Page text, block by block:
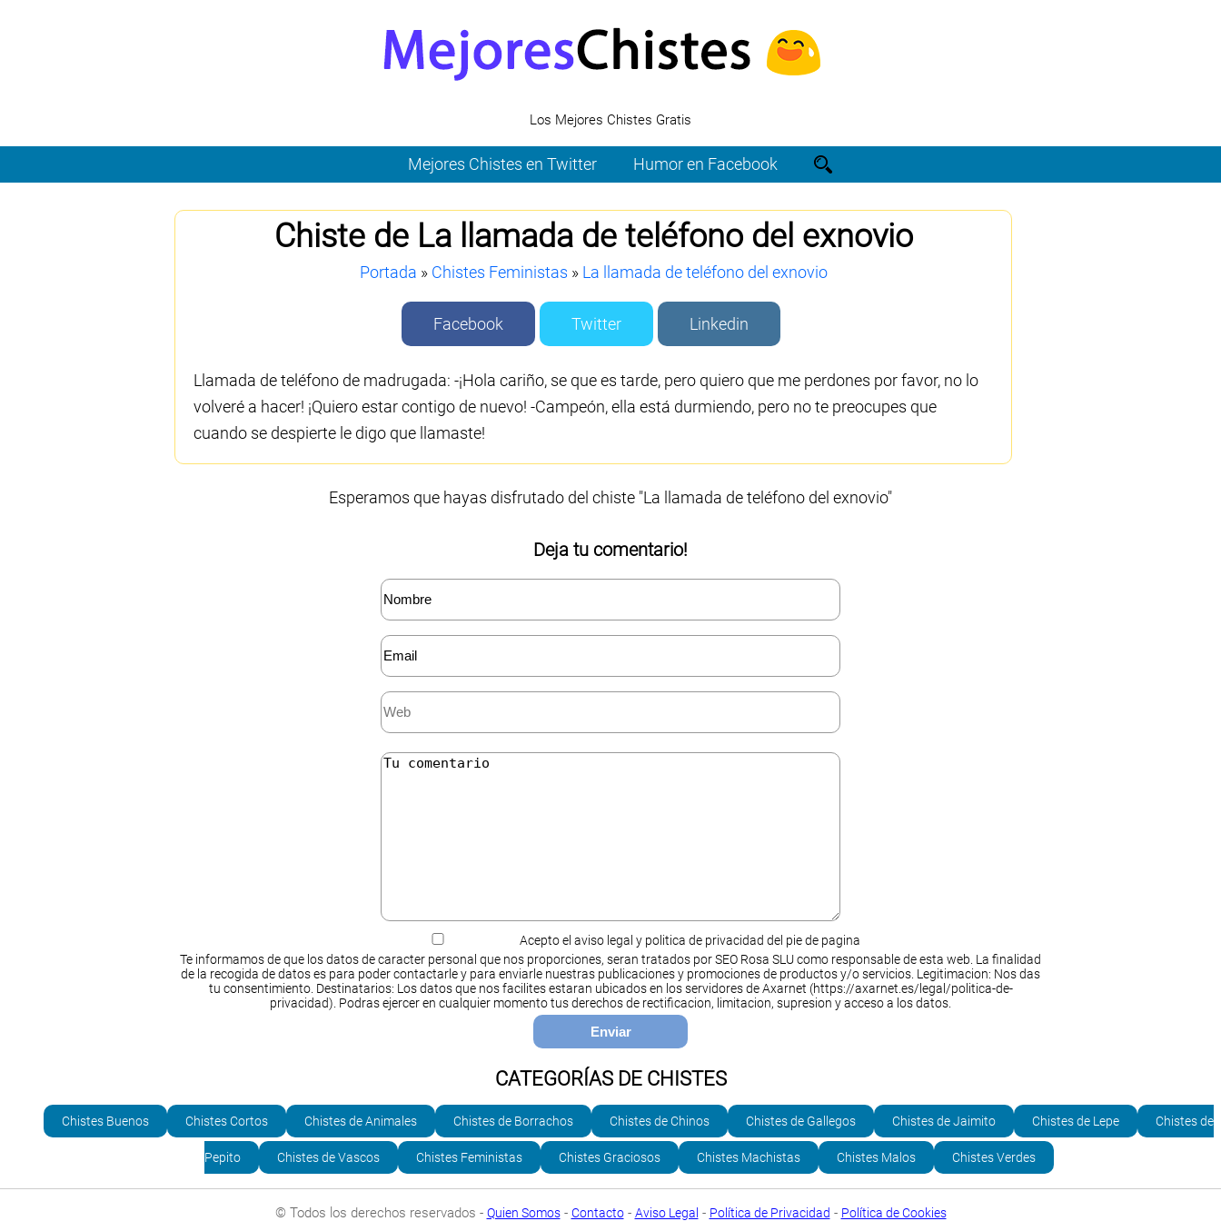
Los Mejores Chistes Gratis
Mejores Chistes en Twitter Humor en Facebook
Chiste de La llamada de teléfono del exnovio
Portada » Chistes Feministas » La llamada de teléfono del exnovio
Facebook Twitter Linkedin
Llamada de teléfono de madrugada: -¡Hola cariño, se que es tarde, pero quiero que me perdones por favor, no lo
volveré a hacer! ¡Quiero estar contigo de nuevo! -Campeón, ella está durmiendo, pero no te preocupes que
cuando se despierte le digo que llamaste!
Esperamos que hayas disfrutado del chiste "La llamada de teléfono del exnovio"
Deja tu comentario!
Acepto el aviso legal y politica de privacidad del pie de pagina
Te informamos de que los datos de caracter personal que nos proporciones, seran tratados por SEO Rosa SLU como responsable de esta web. La finalidad
de la recogida de datos es para poder contactarle y para enviarle nuestras publicaciones y promociones de productos y/o servicios. Legitimacion: Nos das
tu consentimiento. Destinatarios: Los datos que nos facilites estaran ubicados en los servidores de Axarnet (https://axarnet.es/legal/politica-de-
privacidad). Podras ejercer en cualquier momento tus derechos de rectificacion, limitacion, supresion y acceso a los datos.
CATEGORÍAS DE CHISTES
Chistes Buenos Chistes Cortos Chistes de Animales Chistes de Borrachos Chistes de Chinos Chistes de Gallegos Chistes de Jaimito Chistes de Lepe Chistes de
Pepito Chistes de Vascos Chistes Feministas Chistes Graciosos Chistes Machistas Chistes Malos Chistes Verdes
© Todos los derechos reservados - Quien Somos- Contacto- Aviso Legal - Política de Privacidad - Política de Cookies